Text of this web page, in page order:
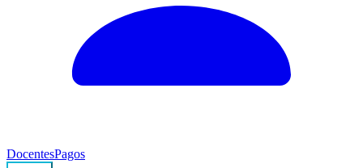
DocentesPagos